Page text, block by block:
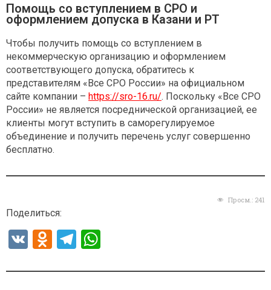
Помощь со вступлением в СРО и
оформлением допуска в Казани и РТ
Чтобы получить помощь со вступлением в
некоммерческую организацию и оформлением
соответствующего допуска, обратитесь к
представителям «Все СРО России» на официальном
сайте компании – https://sro-16.ru/. Поскольку «Все СРО
России» не является посреднической организацией, ее
клиенты могут вступить в саморегулируемое
объединение и получить перечень услуг совершенно
бесплатно.
Просм.: 241
Поделиться:
V
O
n
T
e
at